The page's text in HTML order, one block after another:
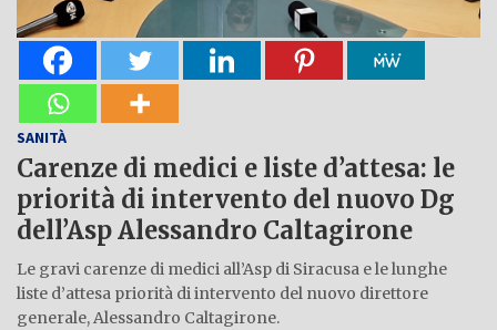
SANITÀ
Carenze di medici e liste d’attesa: le
priorità di intervento del nuovo Dg
dell’Asp Alessandro Caltagirone
Le gravi carenze di medici all’Asp di Siracusa e le lunghe
liste d’attesa priorità di intervento del nuovo direttore
generale, Alessandro Caltagirone.